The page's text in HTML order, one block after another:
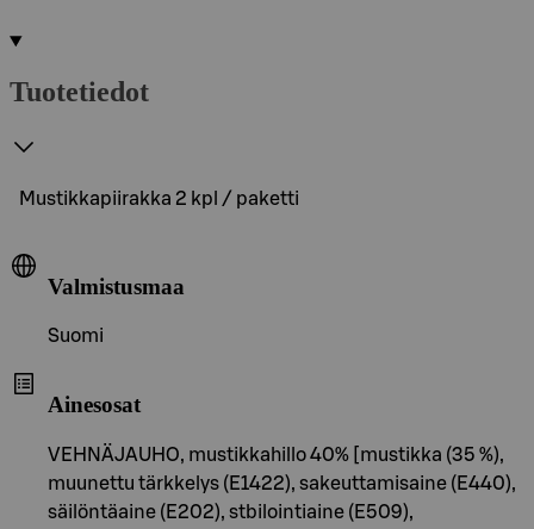
Tuotetiedot
Mustikkapiirakka 2 kpl / paketti
Valmistusmaa
Suomi
Ainesosat
VEHNÄJAUHO, mustikkahillo 40% [mustikka (35 %),
muunettu tärkkelys (E1422), sakeuttamisaine (E440),
säilöntäaine (E202), stbilointiaine (E509),